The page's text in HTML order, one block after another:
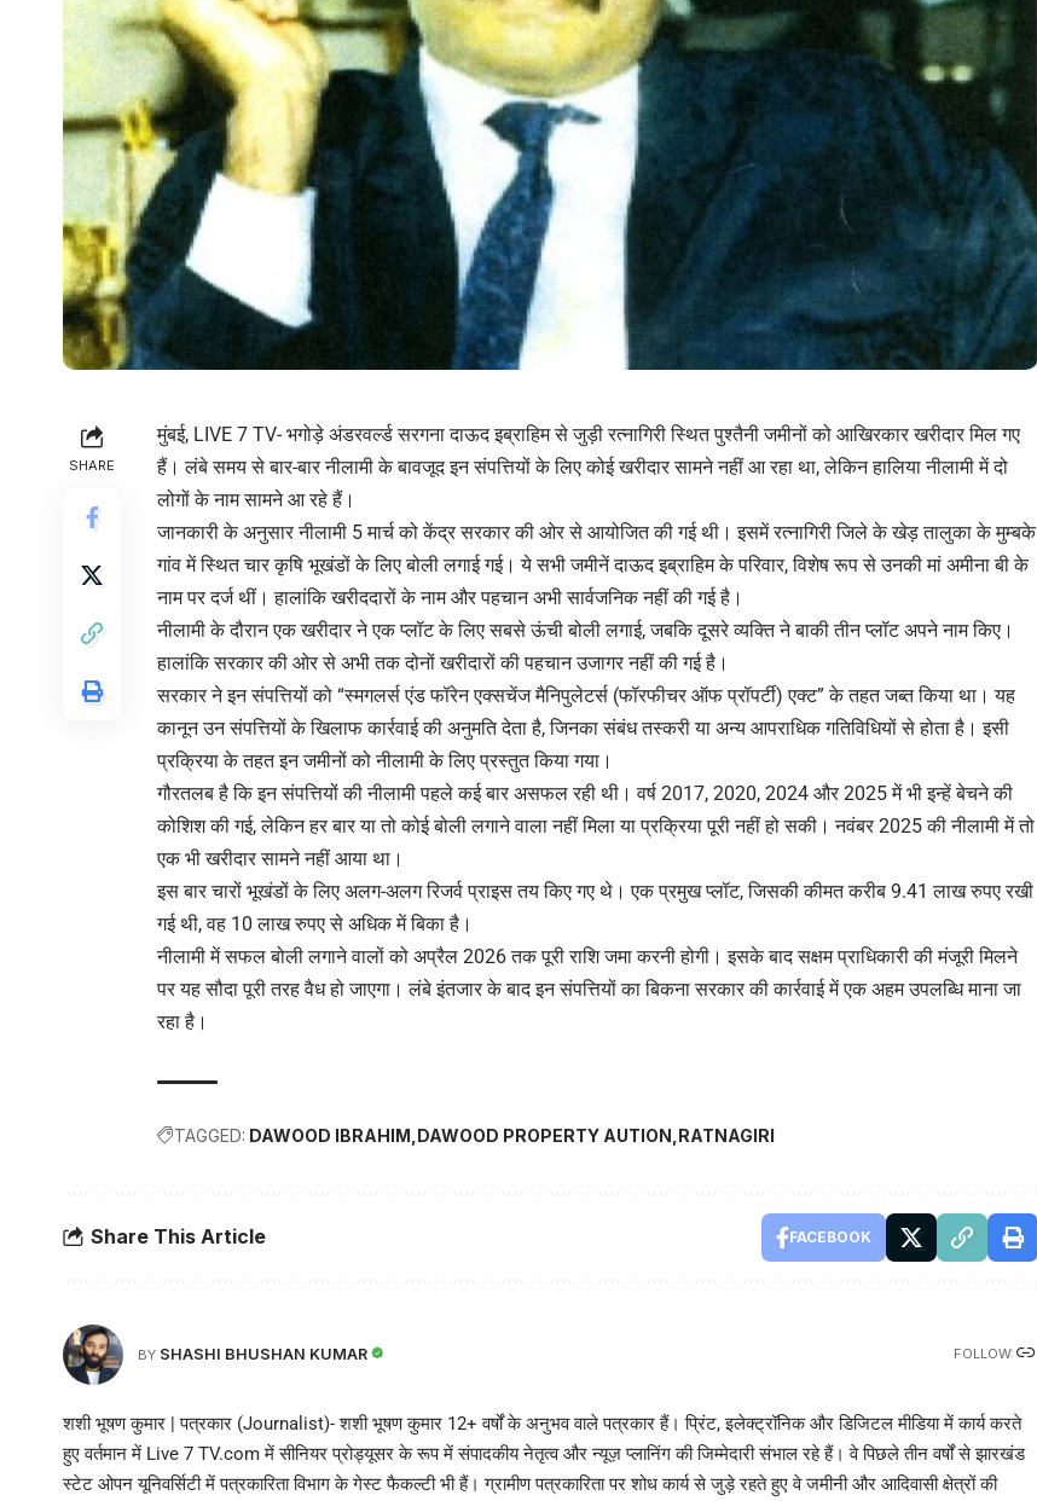
SHARE
मुंबई, LIVE 7 TV- भगोड़े अंडरवर्ल्ड सरगना दाऊद इब्राहिम से जुड़ी रत्नागिरी स्थित पुश्तैनी जमीनों को आखिरकार खरीदार मिल गए
हैं। लंबे समय से बार-बार नीलामी के बावजूद इन संपत्तियों के लिए कोई खरीदार सामने नहीं आ रहा था, लेकिन हालिया नीलामी में दो
लोगों के नाम सामने आ रहे हैं।
जानकारी के अनुसार नीलामी 5 मार्च को केंद्र सरकार की ओर से आयोजित की गई थी। इसमें रत्नागिरी जिले के खेड़ तालुका के मुम्बके
गांव में स्थित चार कृषि भूखंडों के लिए बोली लगाई गई। ये सभी जमीनें दाऊद इब्राहिम के परिवार, विशेष रूप से उनकी मां अमीना बी के
नाम पर दर्ज थीं। हालांकि खरीददारों के नाम और पहचान अभी सार्वजनिक नहीं की गई है।
नीलामी के दौरान एक खरीदार ने एक प्लॉट के लिए सबसे ऊंची बोली लगाई, जबकि दूसरे व्यक्ति ने बाकी तीन प्लॉट अपने नाम किए।
हालांकि सरकार की ओर से अभी तक दोनों खरीदारों की पहचान उजागर नहीं की गई है।
सरकार ने इन संपत्तियों को “स्मगलर्स एंड फॉरेन एक्सचेंज मैनिपुलेटर्स (फॉरफीचर ऑफ प्रॉपर्टी) एक्ट” के तहत जब्त किया था। यह
कानून उन संपत्तियों के खिलाफ कार्रवाई की अनुमति देता है, जिनका संबंध तस्करी या अन्य आपराधिक गतिविधियों से होता है। इसी
प्रक्रिया के तहत इन जमीनों को नीलामी के लिए प्रस्तुत किया गया।
गौरतलब है कि इन संपत्तियों की नीलामी पहले कई बार असफल रही थी। वर्ष 2017, 2020, 2024 और 2025 में भी इन्हें बेचने की
कोशिश की गई, लेकिन हर बार या तो कोई बोली लगाने वाला नहीं मिला या प्रक्रिया पूरी नहीं हो सकी। नवंबर 2025 की नीलामी में तो
एक भी खरीदार सामने नहीं आया था।
इस बार चारों भूखंडों के लिए अलग-अलग रिजर्व प्राइस तय किए गए थे। एक प्रमुख प्लॉट, जिसकी कीमत करीब 9.41 लाख रुपए रखी
गई थी, वह 10 लाख रुपए से अधिक में बिका है।
नीलामी में सफल बोली लगाने वालों को अप्रैल 2026 तक पूरी राशि जमा करनी होगी। इसके बाद सक्षम प्राधिकारी की मंजूरी मिलने
पर यह सौदा पूरी तरह वैध हो जाएगा। लंबे इंतजार के बाद इन संपत्तियों का बिकना सरकार की कार्रवाई में एक अहम उपलब्धि माना जा
रहा है।
TAGGED: DAWOOD IBRAHIM DAWOOD PROPERTY AUTION RATNAGIRI
Share This Article FACEBOOK
BY SHASHI BHUSHAN KUMAR FOLLOW:
शशी भूषण कुमार | पत्रकार (Journalist)- शशी भूषण कुमार 12+ वर्षों के अनुभव वाले पत्रकार हैं। प्रिंट, इलेक्ट्रॉनिक और डिजिटल मीडिया में कार्य करते
हुए वर्तमान में Live 7 TV.com में सीनियर प्रोड्यूसर के रूप में संपादकीय नेतृत्व और न्यूज़ प्लानिंग की जिम्मेदारी संभाल रहे हैं। वे पिछले तीन वर्षों से झारखंड
स्टेट ओपन यूनिवर्सिटी में पत्रकारिता विभाग के गेस्ट फैकल्टी भी हैं। ग्रामीण पत्रकारिता पर शोध कार्य से जुड़े रहते हुए वे जमीनी और आदिवासी क्षेत्रों की